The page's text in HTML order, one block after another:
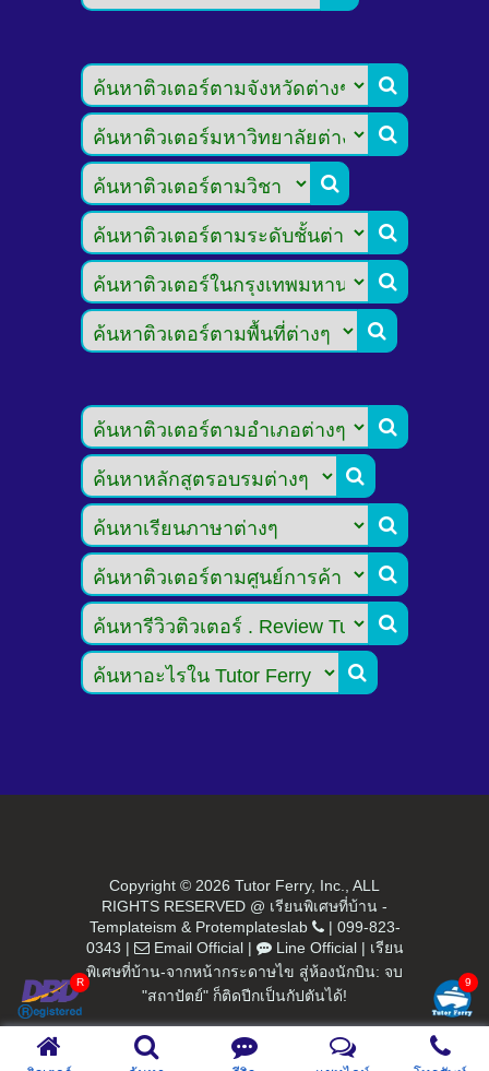












Copyright © 2026 Tutor Ferry, Inc., ALL
RIGHTS RESERVED @ เรียนพิเศษที่บ้าน -
Templateism & Protemplateslab | 099-823-
0343 | Email Official| Line Official| เรียน
พิเศษที่บ้าน-จากหน้ากระดาษไข สู่ห้องนักบิน: จบ
"สถาปัตย์" ก็ติดปีกเป็นกัปตันได้!